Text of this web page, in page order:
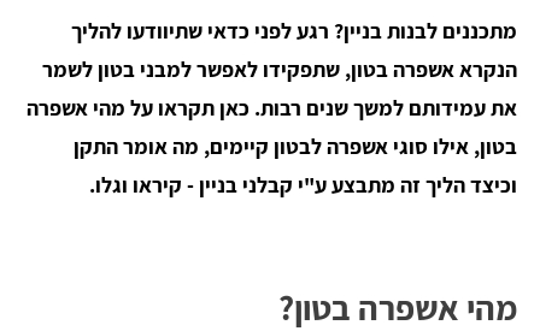
מתכננים לבנות בניין? רגע לפני כדאי שתיוודעו להליך
הנקרא אשפרה בטון, שתפקידו לאפשר למבני בטון לשמר
את עמידותם למשך שנים רבות. כאן תקראו על מהי אשפרה
בטון, אילו סוגי אשפרה לבטון קיימים, מה אומר התקן
וכיצד הליך זה מתבצע ע"י קבלני בניין - קיראו וגלו.
מהי אשפרה בטון?